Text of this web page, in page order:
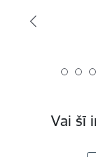
Vai šī